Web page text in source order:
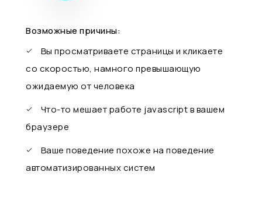
Возможные причины:
Вы просматриваете страницы и кликаете
со скоростью, намного превышающую
ожидаемую от человека
Что-то мешает работе javascript в вашем
браузере
Ваше поведение похоже на поведение
автоматизированных систем